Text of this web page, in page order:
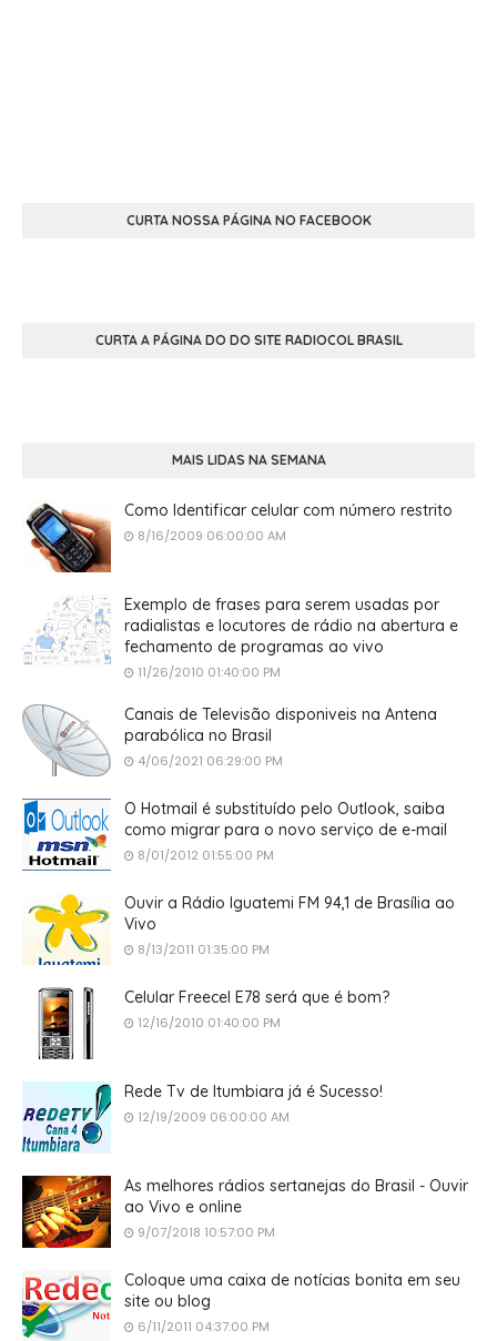
CURTA NOSSA PÁGINA NO FACEBOOK
CURTA A PÁGINA DO DO SITE RADIOCOL BRASIL
MAIS LIDAS NA SEMANA
Como Identificar celular com número restrito
8/16/2009 06:00:00 AM
Exemplo de frases para serem usadas por
radialistas e locutores de rádio na abertura e
fechamento de programas ao vivo
11/26/2010 01:40:00 PM
Canais de Televisão disponiveis na Antena
parabólica no Brasil
4/06/2021 06:29:00 PM
O Hotmail é substituído pelo Outlook, saiba
como migrar para o novo serviço de e-mail
8/01/2012 01:55:00 PM
Ouvir a Rádio Iguatemi FM 94,1 de Brasília ao
Vivo
8/13/2011 01:35:00 PM
Celular Freecel E78 será que é bom?
12/16/2010 01:40:00 PM
Rede Tv de Itumbiara já é Sucesso!
12/19/2009 06:00:00 AM
As melhores rádios sertanejas do Brasil - Ouvir
ao Vivo e online
9/07/2018 10:57:00 PM
Coloque uma caixa de notícias bonita em seu
site ou blog
6/11/2011 04:37:00 PM